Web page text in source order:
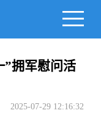
”拥军慰问活
2025-07-29 12:16:32